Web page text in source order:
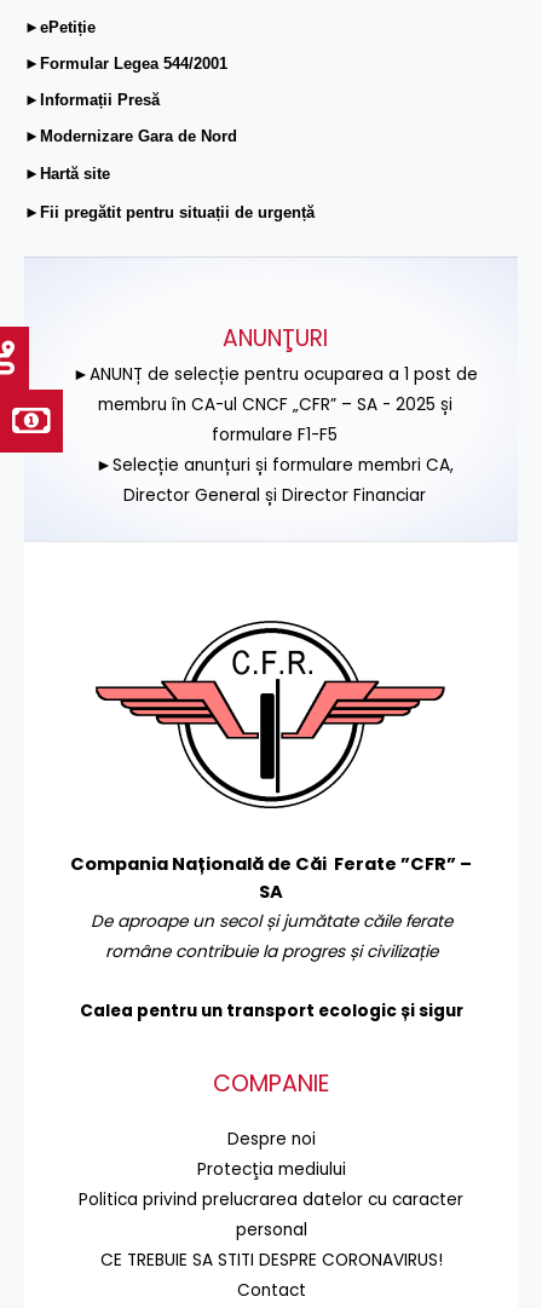
►ePetiție
►Formular Legea 544/2001
►Informații Presă
►Modernizare Gara de Nord
►Hartă site
►Fii pregătit pentru situații de urgență
ANUNŢURI
►ANUNȚ de selecție pentru ocuparea a 1 post de
membru în CA-ul CNCF „CFR” – SA - 2025 și
formulare F1-F5
►Selecție anunțuri și formulare membri CA,
Director General și Director Financiar
Compania Națională de Căi Ferate ”CFR” –
SA
De aproape un secol și jumătate căile ferate
române contribuie la progres și civilizație
Calea pentru un transport ecologic și sigur
COMPANIE
Despre noi
Protecţia mediului
Politica privind prelucrarea datelor cu caracter
personal
CE TREBUIE SA STITI DESPRE CORONAVIRUS!
Contact